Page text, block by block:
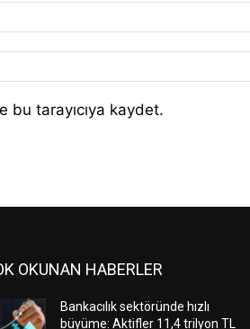
bu tarayıcıya kaydet.
OKUNAN HABERLER
Bankacılık sektöründe hızlı
büyüme: Aktifler 11,4 trilyon TL